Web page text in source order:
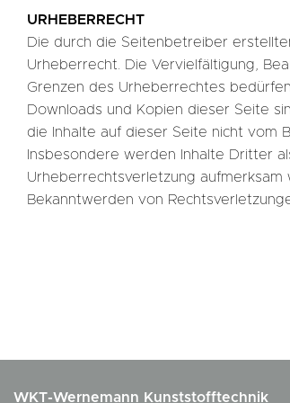
URHEBERRECHT
Die durch die Seitenbetreiber
Urheberrecht. Die Vervielfältigung,
Grenzen des Urheberrechtes
Downloads und Kopien dieser Seite
die Inhalte auf dieser Seite nicht vom
Insbesondere werden Inhalte Dritter
Urheberrechtsverletzung
Bekanntwerden von
WKT-Wernemann Kunststofftechnik